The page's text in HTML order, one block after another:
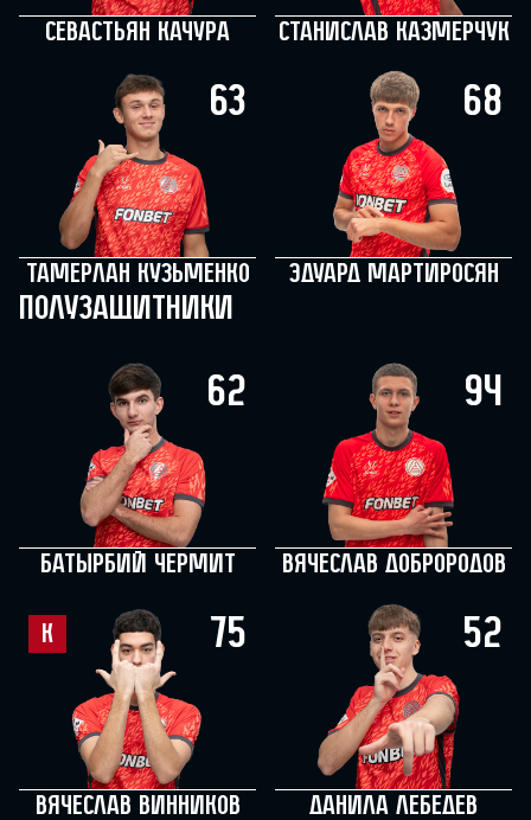
Севастьян Качура Станислав Казмерчук
63
Тамерлан Кузьменко
68
Эдуард Мартиросян
Полузащитники
62
Батырбий Чермит
94
Вячеслав Доброродов
К 75
Вячеслав Винников
52
Данила Лебедев